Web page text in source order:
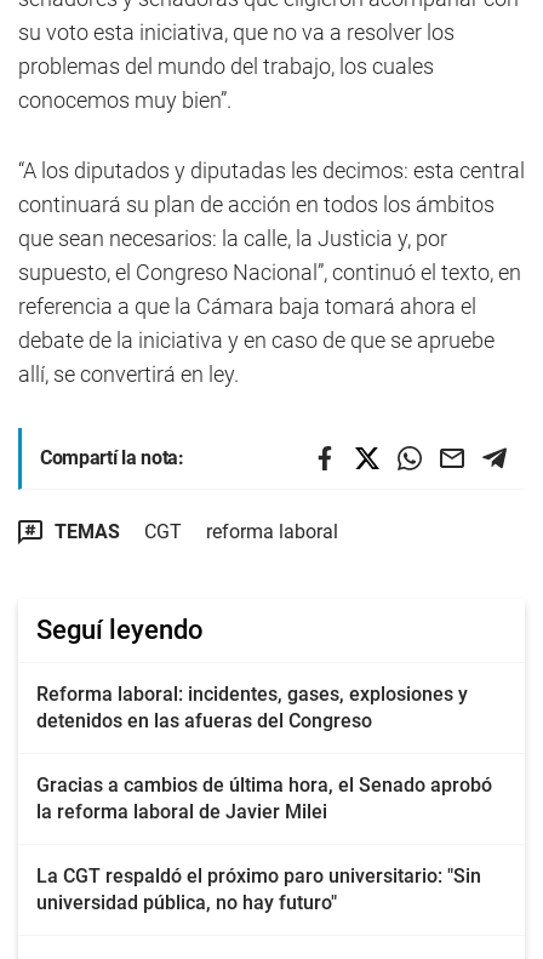
su voto esta iniciativa, que no va a resolver los
problemas del mundo del trabajo, los cuales
conocemos muy bien”.
“A los diputados y diputadas les decimos: esta central
continuará su plan de acción en todos los ámbitos
que sean necesarios: la calle, la Justicia y, por
supuesto, el Congreso Nacional”, continuó el texto, en
referencia a que la Cámara baja tomará ahora el
debate de la iniciativa y en caso de que se apruebe
allí, se convertirá en ley.
Compartí la nota:
TEMAS CGT reforma laboral
Seguí leyendo
Reforma laboral: incidentes, gases, explosiones y
detenidos en las afueras del Congreso
Gracias a cambios de última hora, el Senado aprobó
la reforma laboral de Javier Milei
La CGT respaldó el próximo paro universitario: "Sin
universidad pública, no hay futuro"